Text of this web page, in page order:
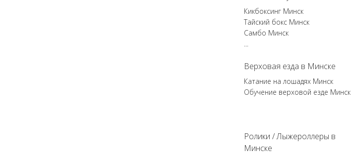
Кикбоксинг Минск
Тайский бокс Минск
Самбо Минск
...
Верховая езда в Минске
Катание на лошадях Минск
Обучение верховой езде Минск
Ролики / Лыжероллеры в
Минске